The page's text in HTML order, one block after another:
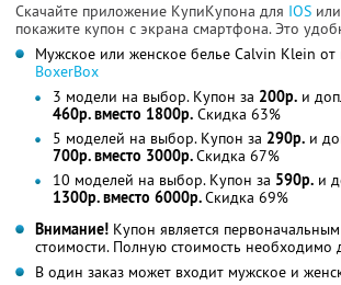
Скачайте приложение КупиКупона для IOS или
покажите купон с экрана смартфона. Это
Мужское или женское белье Calvin Klein от
BoxerBox
3 модели на выбор. Купон за 200р. и
460р. вместо 1800р. Скидка 63%
5 моделей на выбор. Купон за 290р. и
700р. вместо 3000р.Скидка 67%
10 моделей на выбор. Купон за 590р. и
1300р. вместо 6000р.Скидка 69%
Внимание! Купон является
стоимости. Полную стоимость необходимо
В один заказ может входит мужское и